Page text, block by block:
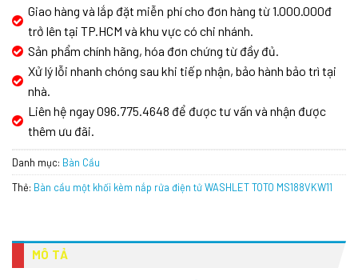
Giao hàng và lắp đặt miễn phí cho đơn hàng từ 1.000.000đ
trở lên tại TP.HCM và khu vực có chi nhánh.
Sản phẩm chính hãng, hóa đơn chứng từ đầy đủ.
Xử lý lỗi nhanh chóng sau khi tiếp nhận, bảo hành bảo trì tại
nhà.
Liên hệ ngay 096.775.4648 để được tư vấn và nhận được
thêm ưu đãi.
Danh mục: Bàn Cầu
Thẻ: Bàn cầu một khối kèm nắp rửa điện tử WASHLET TOTO MS188VKW11
MÔ TẢ